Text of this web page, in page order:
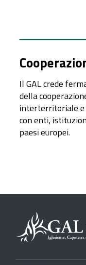
Il GAL crede
della
interterritoriale e
con enti,
paesi europei.